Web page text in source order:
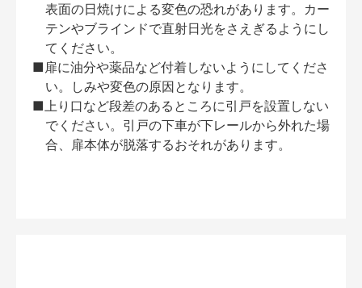
表面の日焼けによる変色の恐れがあります。カー
テンやブラインドで直射日光をさえぎるようにし
てください。
■扉に油分や薬品など付着しないようにしてくださ
い。しみや変色の原因となります。
■上り口など段差のあるところに引戸を設置しない
でください。引戸の下車が下レールから外れた場
合、扉本体が脱落するおそれがあります。